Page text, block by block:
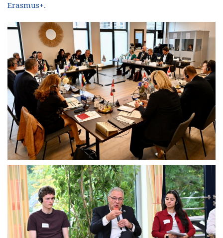
Erasmus+.